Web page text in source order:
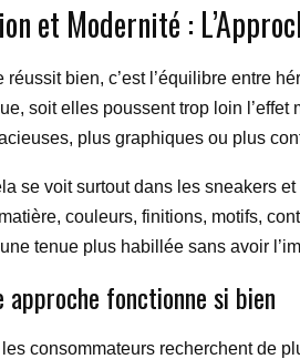
et Modernité :
réussit bien, c’est l’équilibre entre
soit elles poussent trop loin l’effet
plus graphiques ou plus
se voit surtout dans les sneakers
couleurs, finitions, motifs,
tenue plus habillée sans avoir
approche fonctionne si bien
consommateurs recherchent de